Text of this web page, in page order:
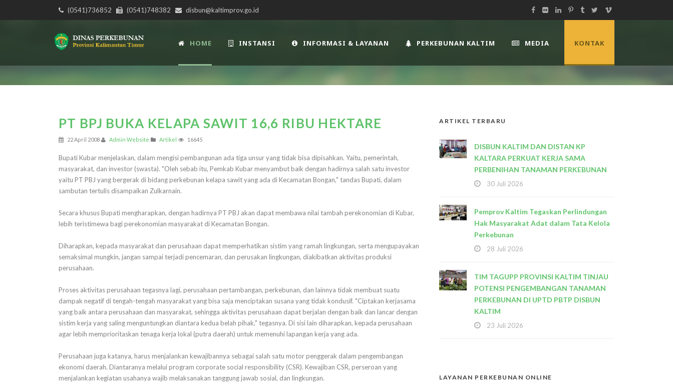
(0541)736852 (0541)748382 disbun@kaltimprov.go.id
HOME INSTANSI INFORMASI & LAYANAN PERKEBUNAN KALTIM MEDIA KONTAK
PT BPJ BUKA KELAPA SAWIT 16,6 RIBU HEKTARE
22 April 2008 Admin Website Artikel 16645
Bupati Kubar menjelaskan, dalam mengisi pembangunan ada tiga unsur yang tidak bisa dipisahkan. Yaitu, pemerintah,
masyarakat, dan investor (swasta). "Oleh sebab itu, Pemkab Kubar menyambut baik dengan hadirnya salah satu investor
yaitu PT PBJ yang bergerak di bidang perkebunan kelapa sawit yang ada di Kecamatan Bongan," tandas Bupati, dalam
sambutan tertulis disampaikan Zulkarnain.
Secara khusus Bupati mengharapkan, dengan hadirnya PT PBJ akan dapat membawa nilai tambah perekonomian di Kubar,
lebih teristimewa bagi perekonomian masyarakat di Kecamatan Bongan.
Diharapkan, kepada masyarakat dan perusahaan dapat memperhatikan sistim yang ramah lingkungan, serta mengupayakan
semaksimal mungkin, jangan sampai terjadi pencemaran, dan perusakan lingkungan, diakibatkan aktivitas produksi
perusahaan.
Proses aktivitas perusahaan tegasnya lagi, perusahaan pertambangan, perkebunan, dan lainnya tidak membuat suatu
dampak negatif di tengah-tengah masyarakat yang bisa saja menciptakan susana yang tidak kondusif. "Ciptakan kerjasama
yang baik antara perusahaan dan masyarakat, sehingga aktivitas perusahaan dapat berjalan dengan baik dan lancar dengan
sistim kerja yang saling menguntungkan diantara kedua belah pihak," tegasnya. Di sisi lain diharapkan, kepada perusahaan
agar lebih memprioritaskan tenaga kerja lokal (putra daerah) untuk memenuhi lapangan kerja yang ada.
Perusahaan juga katanya, harus menjalankan kewajibannya sebagai salah satu motor penggerak dalam pengembangan
ekonomi daerah. Diantaranya melalui program corporate social responsibility (CSR). Kewajiban CSR, perseroan yang
menjalankan kegiatan usahanya wajib melaksanakan tanggung jawab sosial, dan lingkungan.
ARTIKEL TERBARU
DISBUN KALTIM DAN DISTAN KP
KALTARA PERKUAT KERJA SAMA
PERBENIHAN TANAMAN PERKEBUNAN
30 Juli 2026
Pemprov Kaltim Tegaskan Perlindungan
Hak Masyarakat Adat dalam Tata Kelola
Perkebunan
28 Juli 2026
TIM TAGUPP PROVINSI KALTIM TINJAU
POTENSI PENGEMBANGAN TANAMAN
PERKEBUNAN DI UPTD PBTP DISBUN
KALTIM
23 Juli 2026
LAYANAN PERKEBUNAN ONLINE